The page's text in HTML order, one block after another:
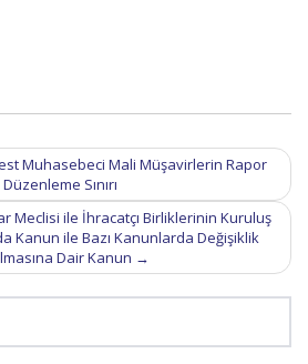
Muhasebeci Mali Müşavirlerin Rapor
Düzenleme Sınırı
Meclisi ile İhracatçı Birliklerinin Kuruluş
Kanun ile Bazı Kanunlarda Değişiklik
Dair Kanun →